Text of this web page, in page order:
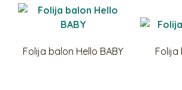
Folija balon Hello BABY Folija